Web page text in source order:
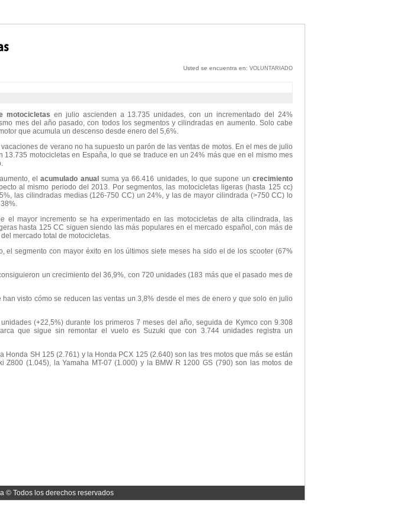
Usted se encuentra en: VOLUNTARIADO
motocicletas en julio ascienden a 13.735 unidades, con un incrementado del 24%
mes del año pasado, con todos los segmentos y cilindradas en aumento. Solo cabe
que acumula un descenso desde enero del 5,6%.
de verano no ha supuesto un parón de las ventas de motos. En el mes de julio
13.735 motocicletas en España, lo que se traduce en un 24% más que en el mismo mes
elacumulado anual suma ya 66.416 unidades, lo que supone uncrecimiento
al mismo periodo del 2013. Por segmentos, las motocicletas ligeras (hasta 125 cc)
las cilindradas medias (126-750 CC) un 24%, y las de mayor cilindrada (>750 CC) lo
el mayor incremento se ha experimentado en las motocicletas de alta cilindrada, las
hasta 125 CC siguen siendo las más populares en el mercado español, con más de
del mercado total de motocicletas.
el segmento con mayor éxito en los últimos siete meses ha sido el de los scooter (67%
un crecimiento del 36,9%, con 720 unidades (183 más que el pasado mes de
visto cómo se reducen las ventas un 3,8% desde el mes de enero y que solo en julio
(+22,5%) durante los primeros 7 meses del año, seguida de Kymco con 9.308
que sigue sin remontar el vuelo es Suzuki que con 3.744 unidades registra un
Honda SH 125 (2.761) y la Honda PCX 125 (2.640) son las tres motos que más se están
(1.045), la Yamaha MT-07 (1.000) y la BMW R 1200 GS (790) son las motos de
© Todos los derechos reservados